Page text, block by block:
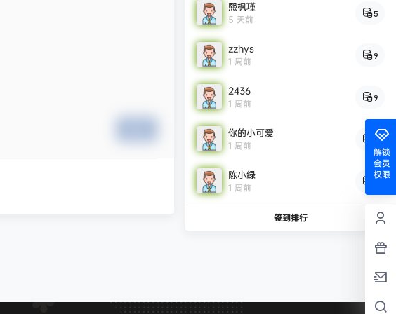
熙枫瑾
5 天前 5
zzhys
1 周前 9
2436
1 周前 9
你的小可爱
1 周前 8
陈小绿
1 周前 7
签到排行
解锁
会员
权限